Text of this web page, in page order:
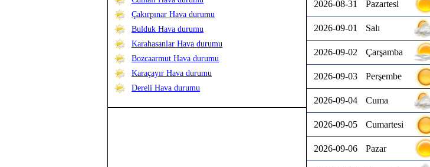
2026-08-31 Pazartesi
2026-09-01 Salı
2026-09-02 Çarşamba
2026-09-03 Perşembe
2026-09-04 Cuma
2026-09-05 Cumartesi
2026-09-06 Pazar
Çakırpınar Hava durumu
Bulduk Hava durumu
Karahasanlar Hava durumu
Bozcaarmut Hava durumu
Karaçayır Hava durumu
Dereli Hava durumu